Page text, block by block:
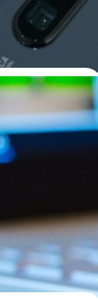
A กำลังเป็นที่นิยม
ต่อต่างๆ แต่เมื่อ
กขึ้นเรื่อยๆ เช่น
สัญชาติอเมริกัน
ร็ว ๆ นี้ หลังจบ
นที่ก่อนหน้า SD
มาตรฐานการ์ด
Card) และออกใบ
บริษัทอื่นได้ลบ
งเท่านี้ ทาง
Huawei ออกจาก
วมถึง Bluetooth-
วมแบน Huawei
กสมาคม WiFi อีก
ว เมื่อ
ท่าพร้อมให้
ารถอด Flash
แต่รุ่น 1809 ขึ้นไป
แล้ว เพราะจะออโต้
ดรฟ์ไม่มีการ
10 ของคุณเป็น
นไหนอยู่ ถ้าเป็น